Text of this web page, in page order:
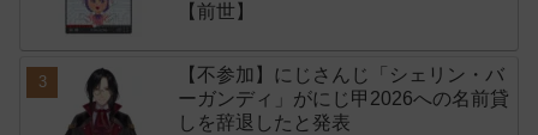
【前世】
【不参加】にじさんじ「シェリン・バ
ーガンディ」がにじ甲2026への名前貸
しを辞退したと発表